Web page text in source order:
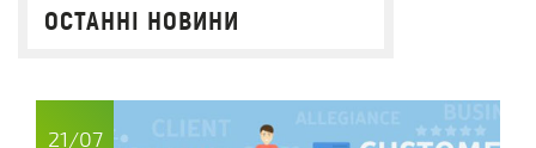
ОСТАННІ НОВИНИ
21/07